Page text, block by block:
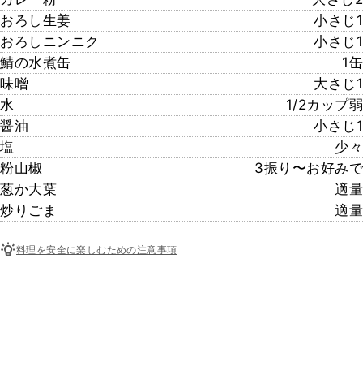
おろし生姜
小さじ1
おろしニンニク
小さじ1
鯖の水煮缶
1缶
味噌
大さじ1
水
1/2カップ弱
醤油
小さじ1
塩
少々
粉山椒
3振り〜お好みで
葱か大葉
適量
炒りごま
適量
料理を安全に楽しむための注意事項